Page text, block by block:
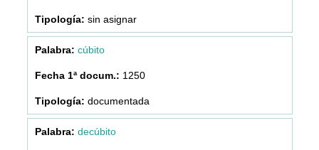
sin asignar
cúbito
1250
documentada
decúbito